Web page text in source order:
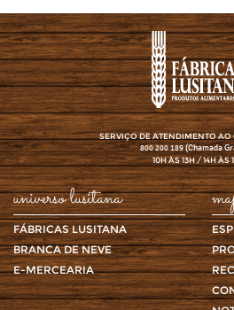
SERVIÇO DE ATENDIMENTO
800 200 189(Chamada
10H ÀS 13H / 14H ÀS
universo lusitana
FÁBRICAS LUSITANA
BRANCA DE NEVE
E-MERCEARIA